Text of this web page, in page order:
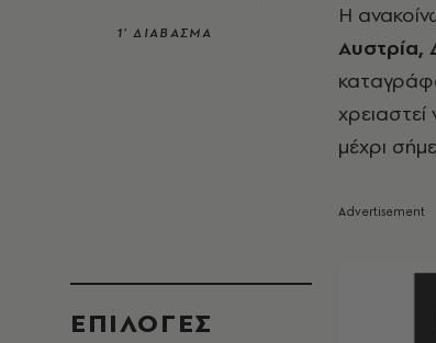
1’ ΔΙΑΒΑΣΜΑ
EΠΙΛΟΓΈΣ
Η
Αυστρία,
μέχρι